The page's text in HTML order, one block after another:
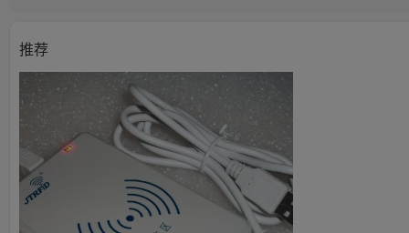
6、尺寸：115mm*80mm*30mm
7、重量：0.2kg
推荐